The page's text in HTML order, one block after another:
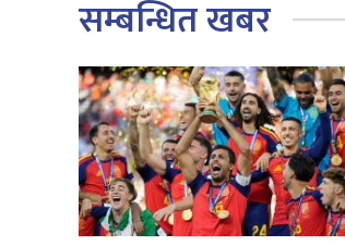
सम्बन्धित खबर